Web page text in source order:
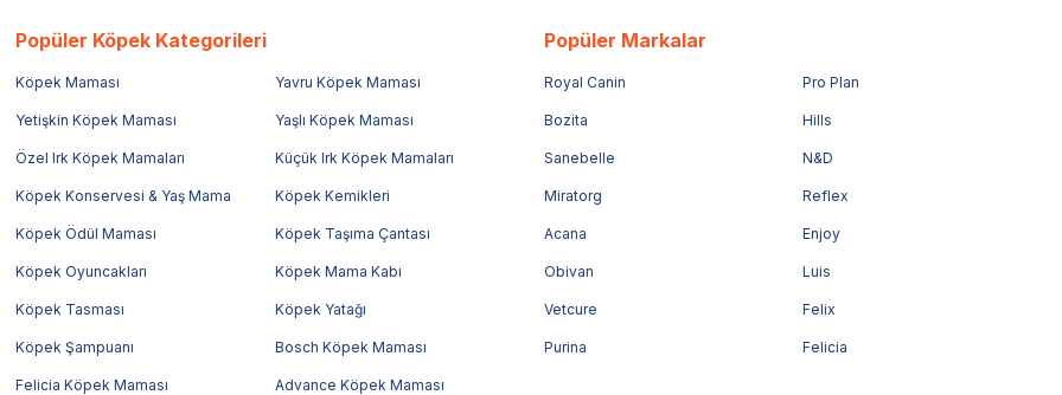
Popüler Köpek Kategorileri
Köpek Maması Yavru Köpek Maması
Yetişkin Köpek Maması Yaşlı Köpek Maması
Özel Irk Köpek Mamaları Küçük Irk Köpek Mamaları
Köpek Konservesi & Yaş Mama Köpek Kemikleri
Köpek Ödül Maması Köpek Taşıma Çantası
Köpek Oyuncakları Köpek Mama Kabı
Köpek Tasması Köpek Yatağı
Köpek Şampuanı Bosch Köpek Maması
Felicia Köpek Maması Advance Köpek Maması
Popüler Markalar
Royal Canin Pro Plan
Bozita Hills
Sanebelle N&D
Miratorg Reflex
Acana Enjoy
Obivan Luis
Vetcure Felix
Purina Felicia